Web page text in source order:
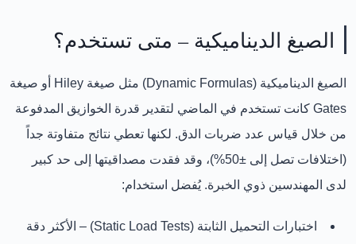
الصيغ الديناميكية – متى تستخدم؟
الصيغ الديناميكية (Dynamic Formulas)
مثل صيغة Hiley أو صيغة
Gates كانت تستخدم في الماضي لتقدير قدرة الخوازيق المدفوعة
من خلال قياس عدد ضربات الدق. لكنها تعطي نتائج متفاوتة جداً
(اختلافات تصل إلى ±50%)، وقد فقدت مصداقيتها إلى حد كبير
لدى المهندسين ذوي الخبرة. يُفضل استخدام:
اختبارات التحميل الثابتة (Static Load Tests)
– الأكثر دقة